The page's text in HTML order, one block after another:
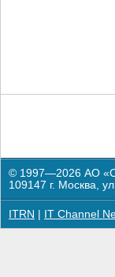
© 1997—2026 АО
109147 г. Москва,
ITRN IT Channel